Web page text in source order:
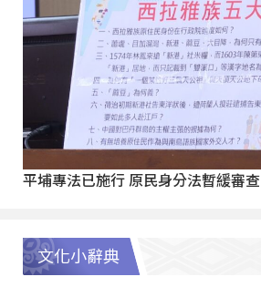
平埔專法已施行 原民身分法暫緩審查
文化小辭典